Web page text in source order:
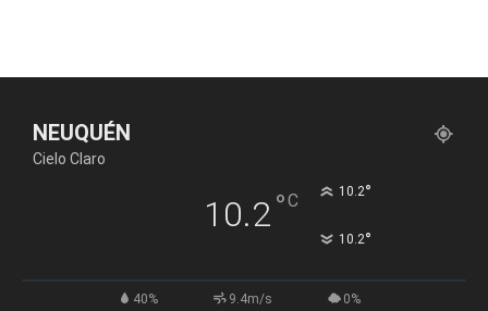
NEUQUÉN
Cielo Claro
10.2°C 10.2°
10.2°
40% 9.4m/s 0%